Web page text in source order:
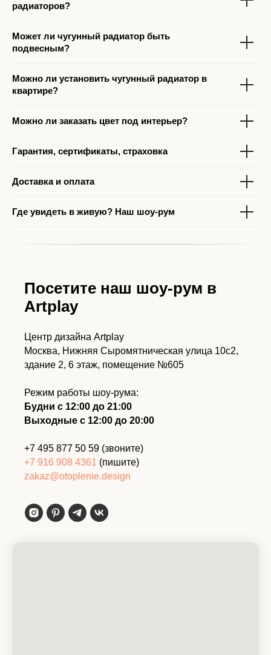
радиаторов?
Может ли чугунный радиатор быть
подвесным?
Можно ли установить чугунный радиатор в
квартире?
Можно ли заказать цвет под интерьер?
Гарантия, сертификаты, страховка
Доставка и оплата
Где увидеть в живую? Наш шоу-рум
Посетите наш шоу-рум в
Artplay
Центр дизайна Artplay
Москва, Нижняя Сыромятническая улица 10с2,
здание 2, 6 этаж, помещение №605
Режим работы шоу-рума:
Будни с 12:00 до 21:00
Выходные с 12:00 до 20:00
+7 495 877 50 59 (звоните)
+7 916 908 4361 (пишите)
zakaz@otoplenie.design